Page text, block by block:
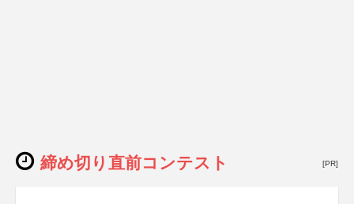
締め切り直前コンテスト [PR]